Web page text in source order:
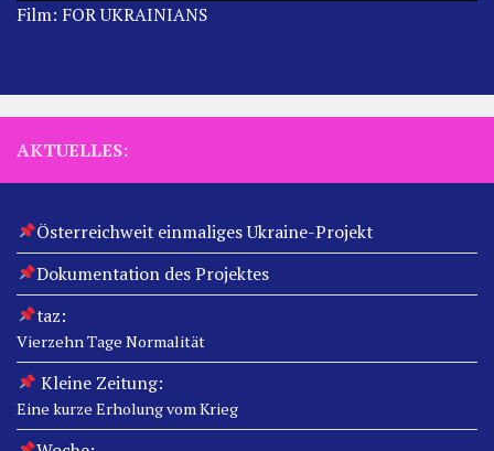
Film: FOR UKRAINIANS
AKTUELLES:
Österreichweit einmaliges Ukraine-Projekt
Dokumentation des Projektes
taz:
Vierzehn Tage Normalität
Kleine Zeitung:
Eine kurze Erholung vom Krieg